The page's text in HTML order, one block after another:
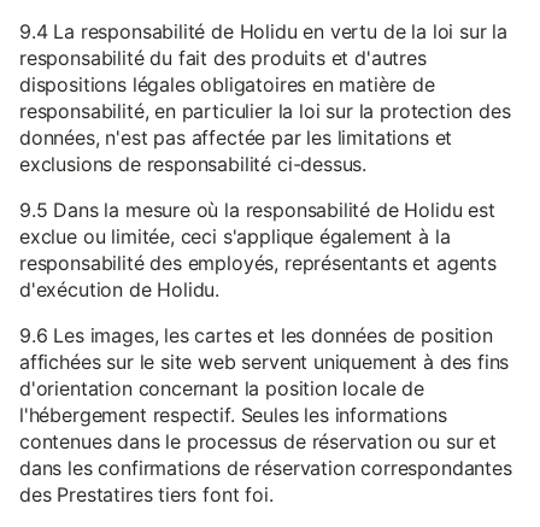
9.4 La responsabilité de Holidu en vertu de la loi sur la
responsabilité du fait des produits et d'autres
dispositions légales obligatoires en matière de
responsabilité, en particulier la loi sur la protection des
données, n'est pas affectée par les limitations et
exclusions de responsabilité ci-dessus.
9.5 Dans la mesure où la responsabilité de Holidu est
exclue ou limitée, ceci s'applique également à la
responsabilité des employés, représentants et agents
d'exécution de Holidu.
9.6 Les images, les cartes et les données de position
affichées sur le site web servent uniquement à des fins
d'orientation concernant la position locale de
l'hébergement respectif. Seules les informations
contenues dans le processus de réservation ou sur et
dans les confirmations de réservation correspondantes
des Prestatires tiers font foi.